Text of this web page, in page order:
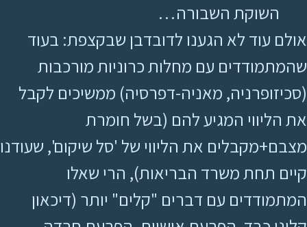
השוקת השבורה…
אולם עוד לא הגענו לדובדבן שבקצפת: בעוד
שהמתמודדים עם מחלות כרוניות מורכבות
(סכיזופרניה, מאניה-דפרסיה) ממשיכים לקבל
את הליווי המגיע להם (בשל חומרת
מצבם+מקבלים את הליווי של 'סל שיקום', שעודנו
קיים תחת משרד הבריאות), הרי שאלו
המתמודדים עם דברים "קלים" יותר (דיכאון